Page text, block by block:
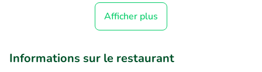
Afficher plus
Informations sur le restaurant